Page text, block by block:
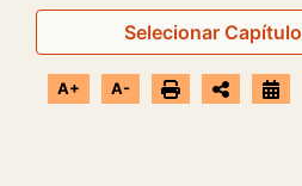
Selecionar Capítulo
A+ A-